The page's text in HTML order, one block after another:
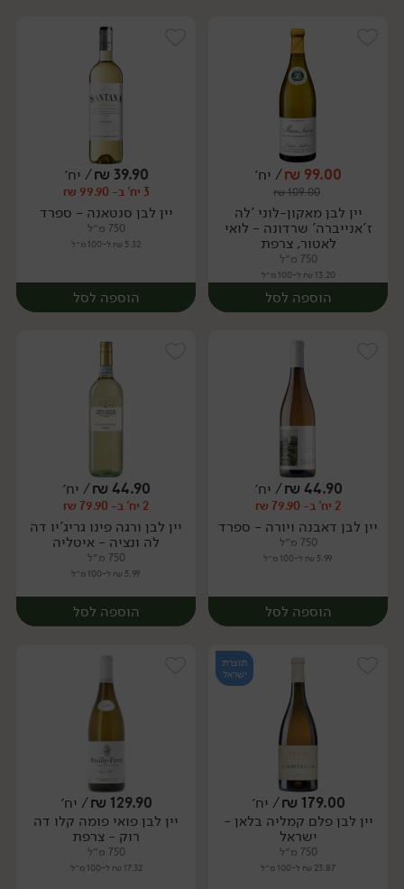
יח׳ יח׳
99.00
₪/ יח׳
109.00
₪
יין לבן מאקון-לוני 'לה
ז'אנייברה' שרדונה - לואי
לאטור, צרפת
750 מ״ל
13.20 ₪ ל-100 מ״ל
הוספה לסל
יח׳
39.90
₪/ יח׳
3 יח' ב- 99.90 ₪
יין לבן סנטאנה - ספרד
750 מ״ל
5.32 ₪ ל-100 מ״ל
הוספה לסל
יח׳
44.90
₪/ יח׳
2 יח' ב- 79.90 ₪
יין לבן דאבנה ויורה - ספרד
750 מ״ל
5.99 ₪ ל-100 מ״ל
הוספה לסל
יח׳
44.90
₪/ יח׳
2 יח' ב- 79.90 ₪
יין לבן ורגה פינו גריג'יו דה
לה ונציה - איטליה
750 מ״ל
5.99 ₪ ל-100 מ״ל
הוספה לסל
יח׳
תוצרת
ישראל
179.00
₪/ יח׳
יין לבן פלם קמליה בלאן -
ישראל
750 מ״ל
23.87 ₪ ל-100 מ״ל
129.90
₪/ יח׳
יין לבן פואי פומה קלו דה
רוק - צרפת
750 מ״ל
17.32 ₪ ל-100 מ״ל